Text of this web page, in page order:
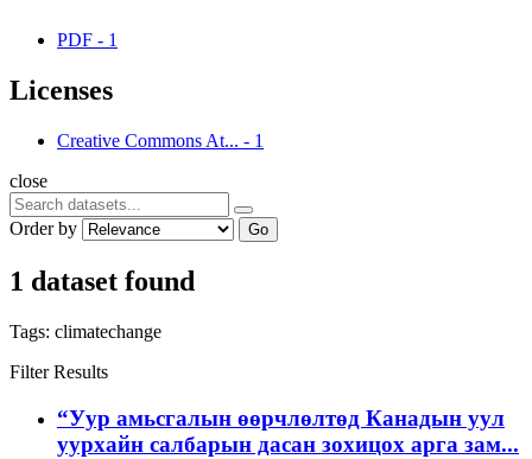
PDF - 1
Licenses
Creative Commons At... - 1
close
Order by Go
1 dataset found
Tags: climatechange
Filter Results
“Уур амьсгалын өөрчлөлтөд Канадын уул
уурхайн салбарын дасан зохицох арга зам...